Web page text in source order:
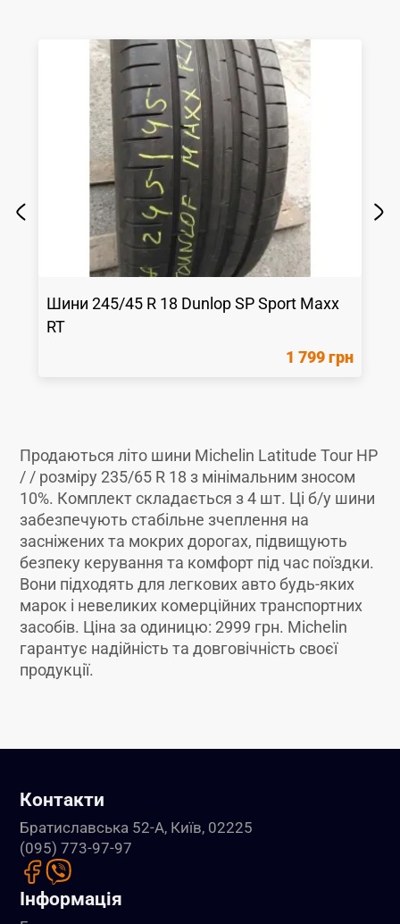
Шини245/45 R 18 Dunlop SP Sport Maxx
RT
1 799 грн
Продаються літо шини Michelin Latitude Tour HP
/ / розміру 235/65 R 18 з мінімальним зносом
10%. Комплект складається з 4 шт. Ці б/у шини
забезпечують стабільне зчеплення на
засніжених та мокрих дорогах, підвищують
безпеку керування та комфорт під час поїздки.
Вони підходять для легкових авто будь-яких
марок і невеликих комерційних транспортних
засобів. Ціна за одиницю: 2999 грн. Michelin
гарантує надійність та довговічність своєї
продукції.
Контакти
Братиславська 52-А, Київ, 02225
(095) 773-97-97
Інформація